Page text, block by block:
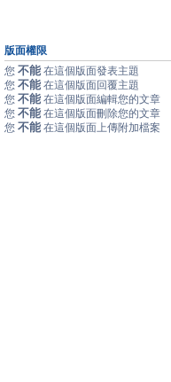
版面權限
您 不能 在這個版面發表主題
您 不能 在這個版面回覆主題
您 不能 在這個版面編輯您的文章
您 不能 在這個版面刪除您的文章
您 不能 在這個版面上傳附加檔案